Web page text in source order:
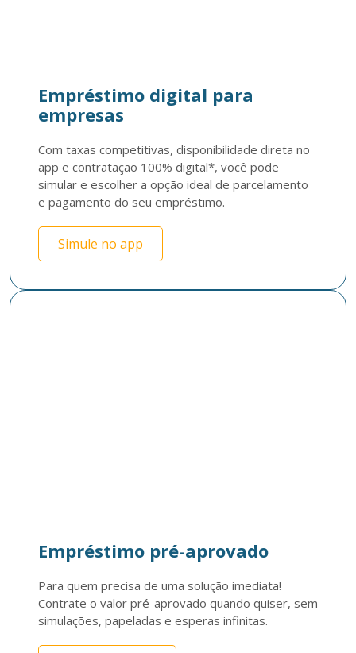
Empréstimo digital para
empresas
Com taxas competitivas, disponibilidade direta no
app e contratação 100% digital*, você pode
simular e escolher a opção ideal de parcelamento
e pagamento do seu empréstimo.
Simule no app
Empréstimo pré-aprovado
Para quem precisa de uma solução imediata!
Contrate o valor pré-aprovado quando quiser, sem
simulações, papeladas e esperas infinitas.